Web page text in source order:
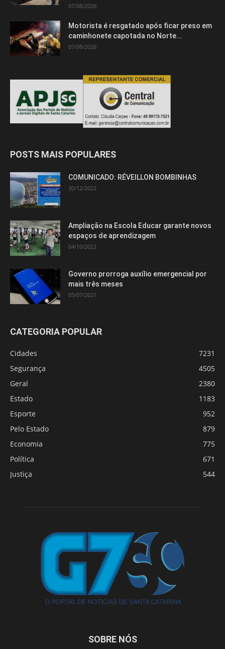
07/08/2026
Motorista é resgatado após ficar preso em
caminhonete capotada no Norte...
07/08/2026
POSTS MAIS POPULARES
COMUNICADO: RÉVEILLON BOMBINHAS
30/12/2022
Ampliação na Escola Educar garante novos
espaços de aprendizagem
04/10/2022
Governo prorroga auxílio emergencial por
mais três meses
05/07/2021
CATEGORIA POPULAR
Cidades
7231
Segurança
4505
Geral
2380
Estado
1183
Esporte
952
Pelo Estado
879
Economia
775
Política
671
Justiça
544
SOBRE NÓS